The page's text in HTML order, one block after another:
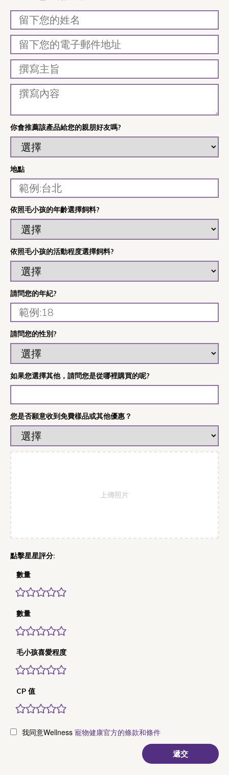
你會推薦該產品給您的親朋好友嗎?
地點
依照毛小孩的年齡選擇飼料?
依照毛小孩的活動程度選擇飼料?
請問您的年紀?
請問您的性別?
如果您選擇其他，請問您是從哪裡購買的呢?
您是否願意收到免費樣品或其他優惠？
上傳照片
數量
數量
毛小孩喜愛程度
CP 值
我同意Wellness 寵物健康官方的條款和條件